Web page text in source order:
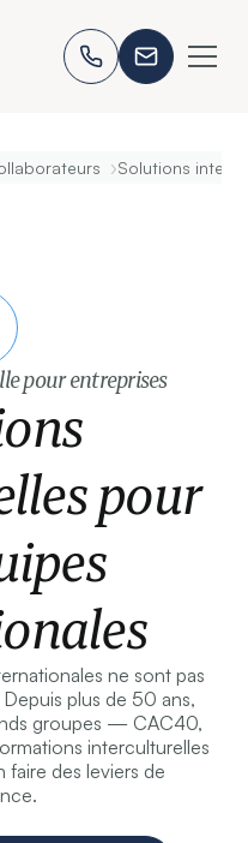
›Solutions
pour entreprises
pour
ne sont pas
plus de 50 ans,
groupes — CAC40,
interculturelles
faire des leviers de